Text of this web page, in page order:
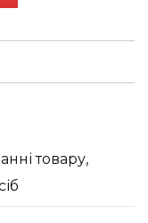
товару,